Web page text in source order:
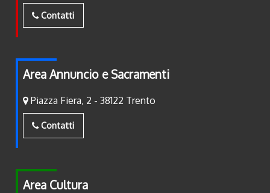
Contatti
Area Annuncio e Sacramenti
Piazza Fiera, 2 - 38122 Trento
Contatti
Area Cultura